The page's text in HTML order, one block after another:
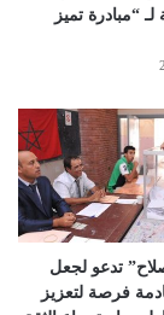
لـ “مبادرة تميز
تدعو لجعل
فرصة لتعزيز